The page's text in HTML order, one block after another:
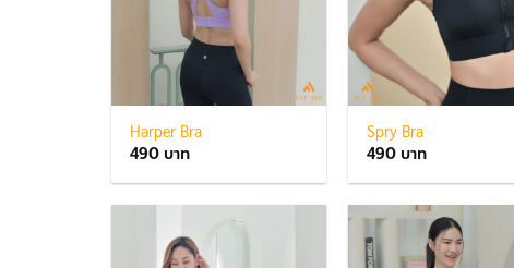
Harper Bra
490
Spry Bra
490